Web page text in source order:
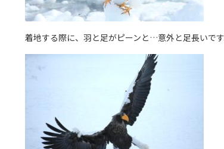
着地する際に、羽と足がピーンと…意外と足長いです